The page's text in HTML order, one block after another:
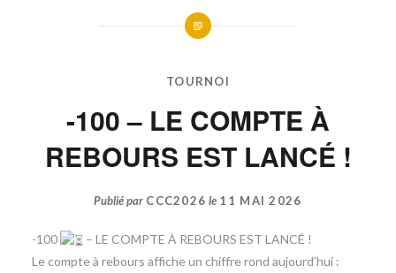
TOURNOI
-100 – LE COMPTE À
REBOURS EST LANCÉ !
Publié par CCC2026 le 11 MAI 2026
-100
– LE COMPTE À REBOURS EST LANCÉ !
​Le compte à rebours affiche un chiffre rond aujourd’hui :